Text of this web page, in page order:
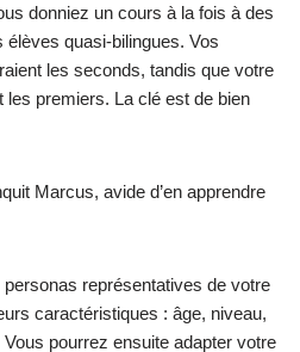
donniez un cours à la fois à des
quasi-bilingues. Vos
les seconds, tandis que votre
les premiers. La clé est de bien
Marcus, avide d’en apprendre
représentatives de votre
caractéristiques : âge, niveau,
pourrez ensuite adapter votre